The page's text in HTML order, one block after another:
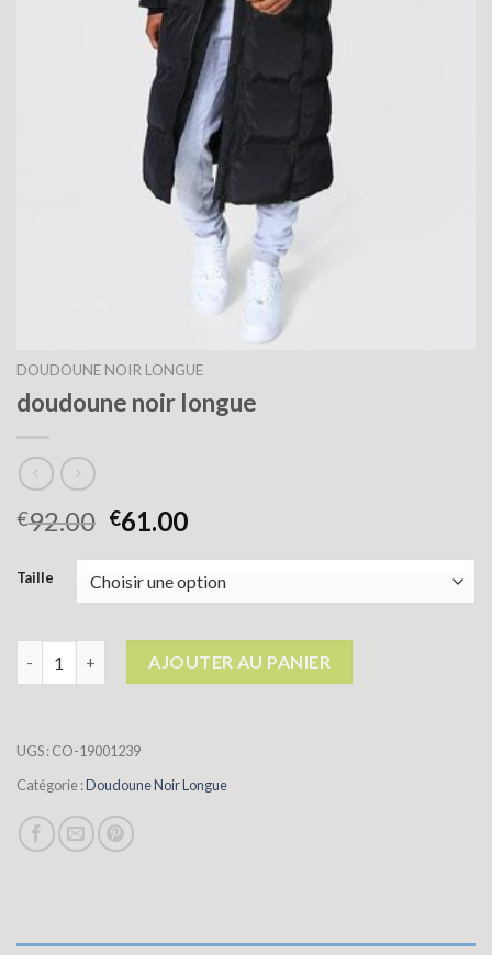
DOUDOUNE NOIR LONGUE
doudoune noir longue
€92.00 €61.00
Taille
quantité de doudoune noir longue
AJOUTER AU PANIER
UGS :CO-19001239
Catégorie :Doudoune Noir Longue